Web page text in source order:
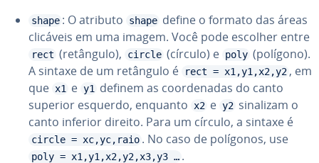
shape : O atributo shape define o formato das áreas
clicáveis em uma imagem. Você pode escolher entre
rect (retângulo), circle (círculo) e poly (polígono).
A sintaxe de um retângulo é
rect = x1,y1,x2,y2 , em
que x1 e y1
definem as co­or­de­na­das do canto
superior esquerdo, enquanto
x2 e y2 sinalizam o
canto inferior direito. Para um círculo, a sintaxe é
circle = xc,yc,raio . No caso de polígonos, use
poly = x1,y1,x2,y2,x3,y3 … .